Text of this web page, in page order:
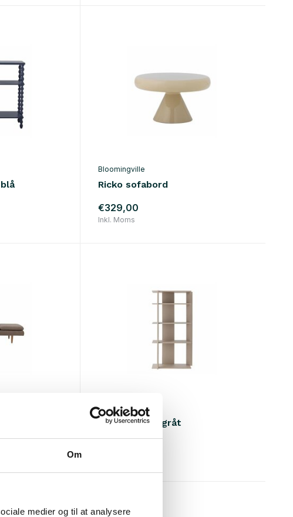
Om
medier og til at analysere
Bloomingville
Ricko sofabord
€329,00
Inkl. Moms
Bloomingville
Norvida skab gråt